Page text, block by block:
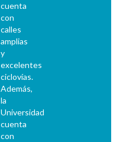
cuenta
con
calles
amplias
y
excelentes
ciclovías.
Además,
la
Universidad
cuenta
con